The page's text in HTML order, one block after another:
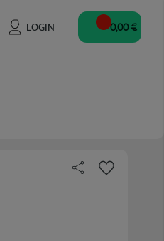
LOGIN 0,00 €